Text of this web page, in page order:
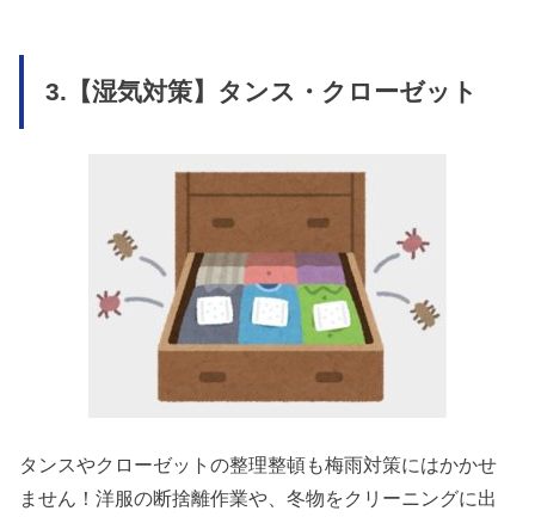
3.【湿気対策】タンス・クローゼット
タンスやクローゼットの整理整頓も梅雨対策にはかかせ
ません！洋服の断捨離作業や、冬物をクリーニングに出